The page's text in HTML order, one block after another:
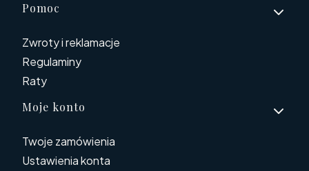
Linki w stopce
Pomoc
Zwroty i reklamacje
Regulaminy
Raty
Moje konto
Twoje zamówienia
Ustawienia konta